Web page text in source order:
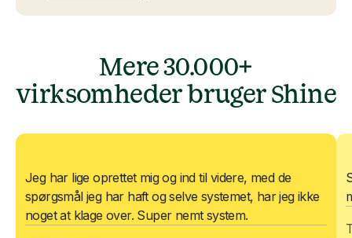
Mere 30.000+
virksomheder bruger Shine
Jeg har lige oprettet mig og ind til videre, med de
spørgsmål jeg har haft og selve systemet, har jeg ikke
noget at klage over. Super nemt system.